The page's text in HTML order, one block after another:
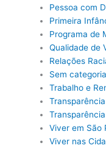
Pessoa com
Primeira
Programa de
Qualidade de
Relações
Sem categoria
Trabalho e
Transparência
Viver em São
Viver nas